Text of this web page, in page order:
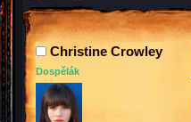
Christine Crowley
Dospělák